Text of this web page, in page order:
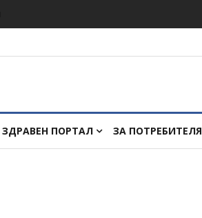
ЗДРАВЕН ПОРТАЛ ЗА ПОТРЕБИТЕЛЯ